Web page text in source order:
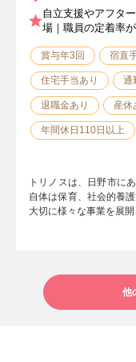
自立支援やアフタ
場｜職員の定着率
賞与年3回 宿直
住宅手当あり 通
退職金あり 産休
年間休日110日以上
トリノスは、日野市に
自体は保育、社会的養
大切に様々な事業を展
他